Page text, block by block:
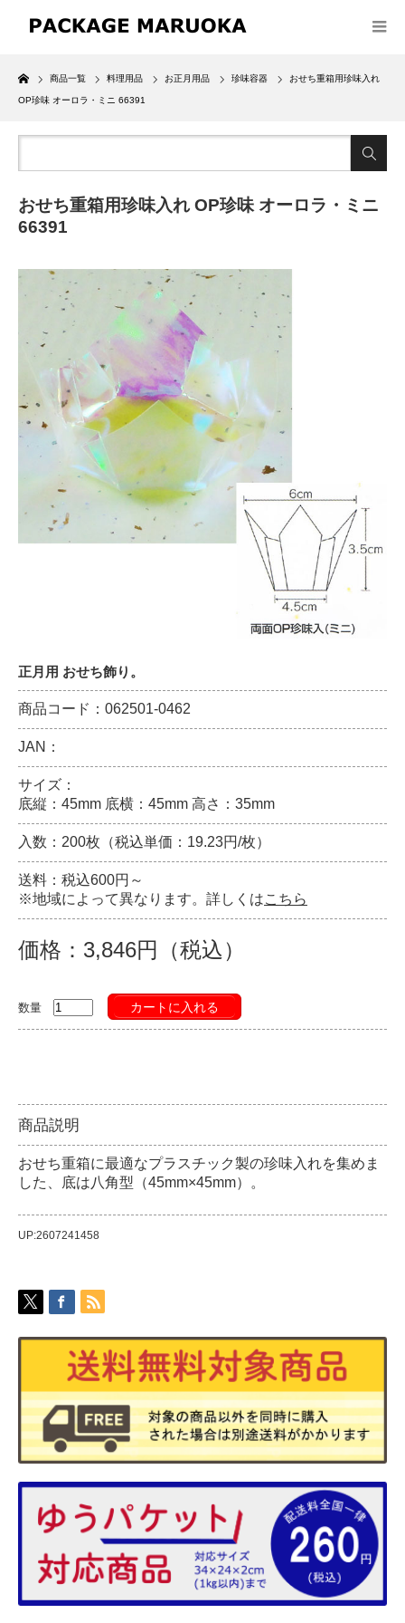
Home
商品一覧 料理用品 お正月用品 珍味容器 おせち重箱用珍味入れ
OP珍味 オーロラ・ミニ 66391
おせち重箱用珍味入れ OP珍味 オーロラ・ミニ
66391
正月用 おせち飾り。
商品コード：062501-0462
JAN：
サイズ：
底縦：45mm 底横：45mm 高さ：35mm
入数：200枚（税込単価：19.23円/枚）
送料：税込600円～
※地域によって異なります。詳しくはこちら
価格：3,846円（税込）
数量 カートに入れる
商品説明
おせち重箱に最適なプラスチック製の珍味入れを集めま
した、底は八角型（45mm×45mm）。
UP:2607241458